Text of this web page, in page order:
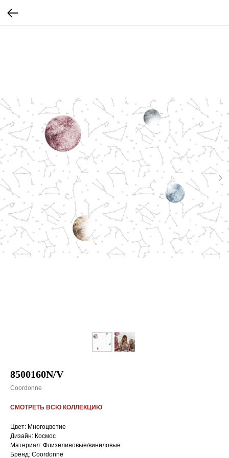
8500160N/V
Coordonne
СМОТРЕТЬ ВСЮ КОЛЛЕКЦИЮ
Цвет: Многоцветие
Дизайн: Космос
Материал: Флизелиновые/виниловые
Бренд: Coordonne